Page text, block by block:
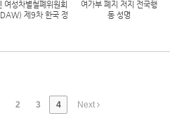
여성차별철폐위원회
제9차 한국 정
여가부 폐지 저지 전국행
동 성명
2 3 4 Next